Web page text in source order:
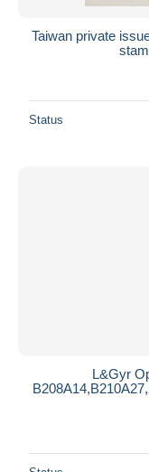
Taiwan private
Status
L&Gyr